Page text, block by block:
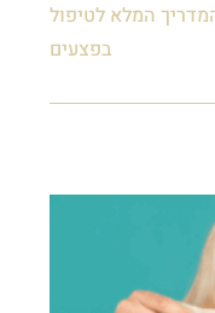
המלא לטיפול
בפצעים